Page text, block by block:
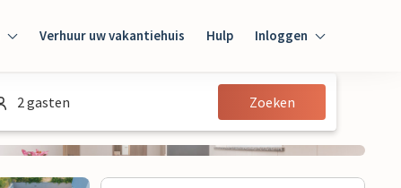
Verhuur uw vakantiehuis Hulp Inloggen
Inloggen
Gast
2 gasten Zoeken